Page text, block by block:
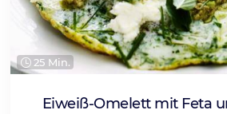
25 Min.
Eiweiß-Omelett mit Feta